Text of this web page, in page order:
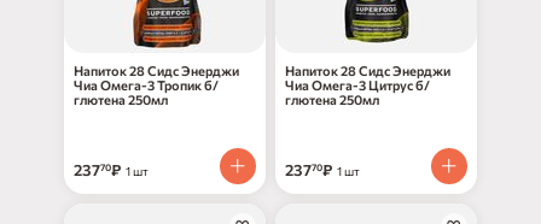
Напиток 28 Сидс Энерджи
Чиа Омега-3 Тропик б/
глютена 250мл
23770₽ 1 шт
Напиток 28 Сидс Энерджи
Чиа Омега-3 Цитрус б/
глютена 250мл
23770₽ 1 шт